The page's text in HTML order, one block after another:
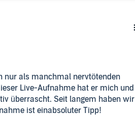
nur als manchmal nervtötenden
Live-Aufnahme hat er mich und
überrascht. Seit langem haben wir
ist einabsoluter Tipp!